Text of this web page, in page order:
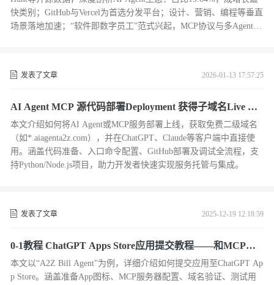
快类别；GitHub与Vercel为首选分发平台；设计、营销、编程等垂直
场景落地加速；“软件即数字员工”范式兴起，MCP协议与多Agent蜂
发表了文章 2026-01-13 17:57:25
AI Agent MCP 源代码部署Deployment 获得子域名Live UR
L的0-1教程
本文介绍如何将AI Agent或MCP服务部署上线，获取免费二级域名
（如*.aiagenta2z.com），并在ChatGPT、Claude等客户端中直接使
用。涵盖代码准备、入口命令配置、GitHub部署及调试全流程，支
持Python/Node.js项目，助力开发者快速实现服务托管与集成。
发表了文章 2025-12-19 12:18:59
0-1教程 ChatGPT Apps Store应用提交教程——和MCP开
发部署
本文以“A2Z Bill Agent”为例，详细介绍如何提交应用至ChatGPT Ap
p Store。涵盖准备App图标、MCP服务器配置、域名验证、测试用